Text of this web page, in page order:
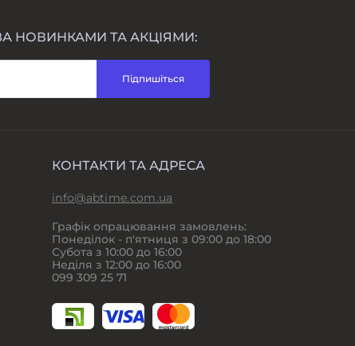
НОВИНКАМИ ТА АКЦІЯМИ:
Підпишіться
КОНТАКТИ ТА АДРЕСА
info@abtime.com.ua
Графік опрацювання замовлень:
Понеділок - п'ятниця з 09:00 до 18:00
Субота з 10:00 до 16:00
Неділя з 12:00 до 16:00
099 309 25 71